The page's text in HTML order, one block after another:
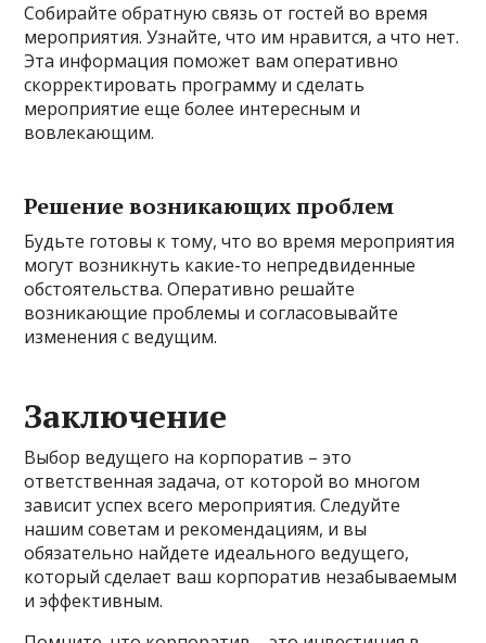
Собирайте обратную связь от гостей во время
мероприятия. Узнайте, что им нравится, а что нет.
Эта информация поможет вам оперативно
скорректировать программу и сделать
мероприятие еще более интересным и
вовлекающим.
Решение возникающих проблем
Будьте готовы к тому, что во время мероприятия
могут возникнуть какие-то непредвиденные
обстоятельства. Оперативно решайте
возникающие проблемы и согласовывайте
изменения с ведущим.
Заключение
Выбор ведущего на корпоратив – это
ответственная задача, от которой во многом
зависит успех всего мероприятия. Следуйте
нашим советам и рекомендациям, и вы
обязательно найдете идеального ведущего,
который сделает ваш корпоратив незабываемым
и эффективным.